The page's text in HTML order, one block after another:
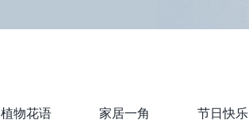
植物花语 家居一角 节日快乐